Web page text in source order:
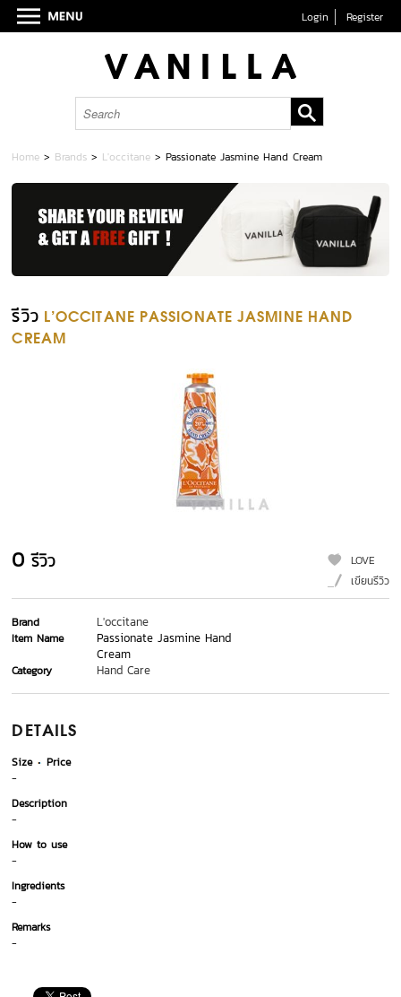
Login Register
Home > Brands > L'occitane >Passionate Jasmine Hand Cream
รีวิว L'OCCITANE PASSIONATE JASMINE HAND
CREAM
0 รีวิว
LOVE
เขียนรีวิว
Brand L'occitane
Item Name
Passionate Jasmine Hand
Cream
Category Hand Care
DETAILS
Size
Price
-
Description
-
How to use
-
Ingredients
-
Remarks
-